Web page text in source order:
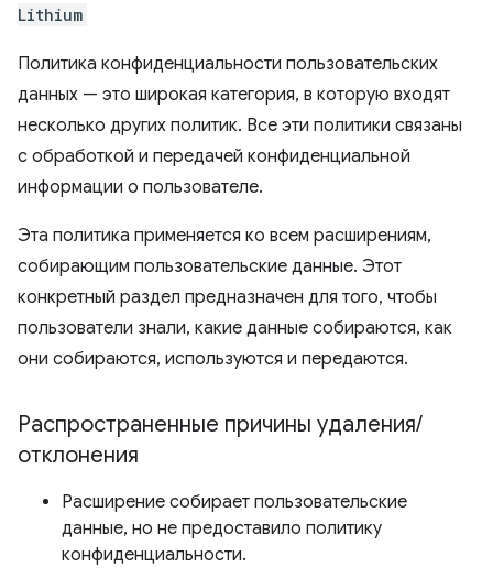
Lithium
Политика конфиденциальности пользовательских
данных — это широкая категория, в которую входят
несколько других политик. Все эти политики связаны
с обработкой и передачей конфиденциальной
информации о пользователе.
Эта политика применяется ко всем расширениям,
собирающим пользовательские данные. Этот
конкретный раздел предназначен для того, чтобы
пользователи знали, какие данные собираются, как
они собираются, используются и передаются.
Распространенные причины удаления/
отклонения
Расширение собирает пользовательские
данные, но не предоставило политику
конфиденциальности.